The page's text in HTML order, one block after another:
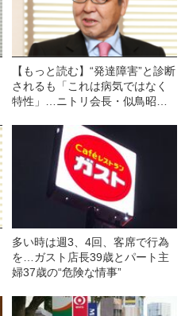
【もっと読む】“発達障害”と診断
されるも「これは病気ではなく
特性」…ニトリ会長・似鳥昭雄
多い時は週3、4回、客席で行為
を…ガスト店長39歳とパート主
婦37歳の“危険な情事”